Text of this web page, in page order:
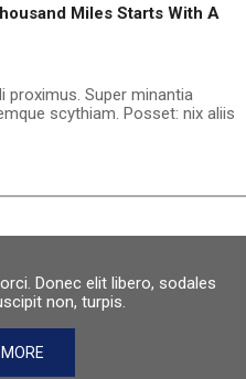
Miles Starts With A
proximus. Super minantia
scythiam. Posset: nix aliis
Donec elit libero, sodales
non, turpis.